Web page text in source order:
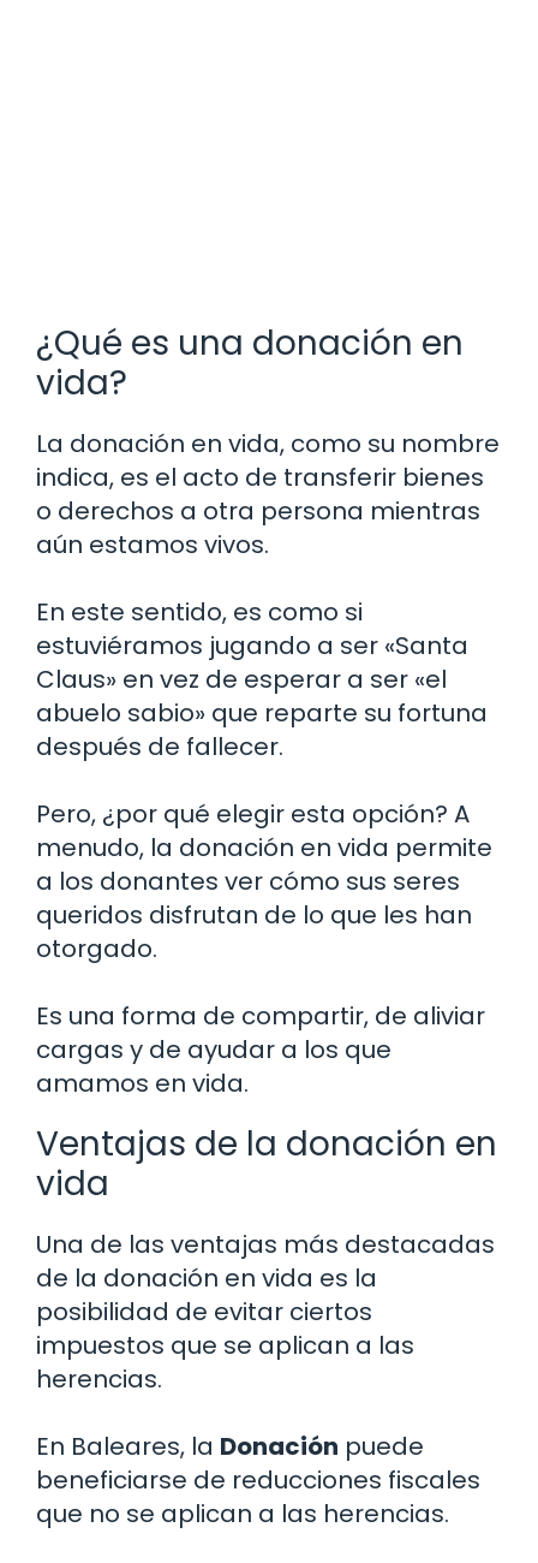
¿Qué es una donación en
vida?
La donación en vida, como su nombre
indica, es el acto de transferir bienes
o derechos a otra persona mientras
aún estamos vivos.
En este sentido, es como si
estuviéramos jugando a ser «Santa
Claus» en vez de esperar a ser «el
abuelo sabio» que reparte su fortuna
después de fallecer.
Pero, ¿por qué elegir esta opción? A
menudo, la donación en vida permite
a los donantes ver cómo sus seres
queridos disfrutan de lo que les han
otorgado.
Es una forma de compartir, de aliviar
cargas y de ayudar a los que
amamos en vida.
Ventajas de la donación en
vida
Una de las ventajas más destacadas
de la donación en vida es la
posibilidad de evitar ciertos
impuestos que se aplican a las
herencias.
En Baleares, la Donación puede
beneficiarse de reducciones fiscales
que no se aplican a las herencias.